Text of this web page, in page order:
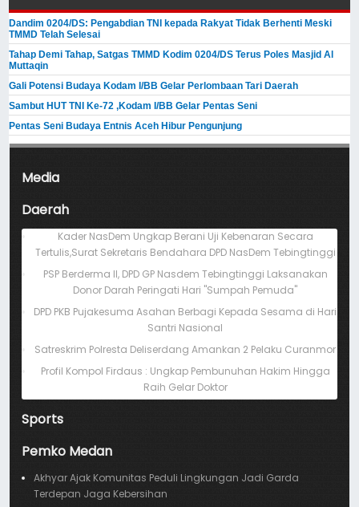
Dandim 0204/DS: Pengabdian TNI kepada Rakyat Tidak Berhenti Meski ​
TMMD Telah Selesai
Tahap Demi Tahap, Satgas TMMD Kodim 0204/DS Terus Poles Masjid Al
Muttaqin
Gali Potensi Budaya Kodam I/BB Gelar Perlombaan Tari Daerah
Sambut HUT TNI Ke-72 ,Kodam I/BB Gelar Pentas Seni
Pentas Seni Budaya Entnis Aceh Hibur Pengunjung
Media
Daerah
Kader NasDem Ungkap Berani Uji Kebenaran Secara
Tertulis,Surat Sekretaris Bendahara DPD NasDem Tebingtinggi
PSP Berderma II, DPD GP Nasdem Tebingtinggi Laksanakan
Donor Darah Peringati Hari "Sumpah Pemuda"
DPD PKB Pujakesuma Asahan Berbagi Kepada Sesama di Hari
Santri Nasional
Satreskrim Polresta Deliserdang Amankan 2 Pelaku Curanmor
Profil Kompol Firdaus : Ungkap Pembunuhan Hakim Hingga
Raih Gelar Doktor
Sports
Pemko Medan
Akhyar Ajak Komunitas Peduli Lingkungan Jadi Garda
Terdepan Jaga Kebersihan